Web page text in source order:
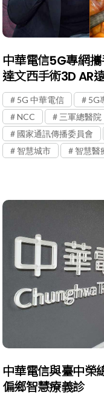
中華電信5G專網
達文西手術3D AR
5G 中華電信 5G
NCC
三軍總醫院
國家通訊傳播委員會
智慧城市
智慧醫
中華電信與臺中榮
偏鄉智慧療義診